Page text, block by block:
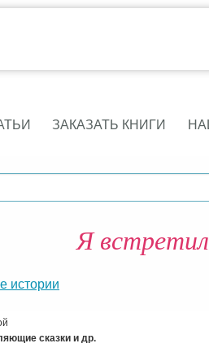
ЗАКАЗАТЬ КНИГИ
Я
истории
сказки и др.